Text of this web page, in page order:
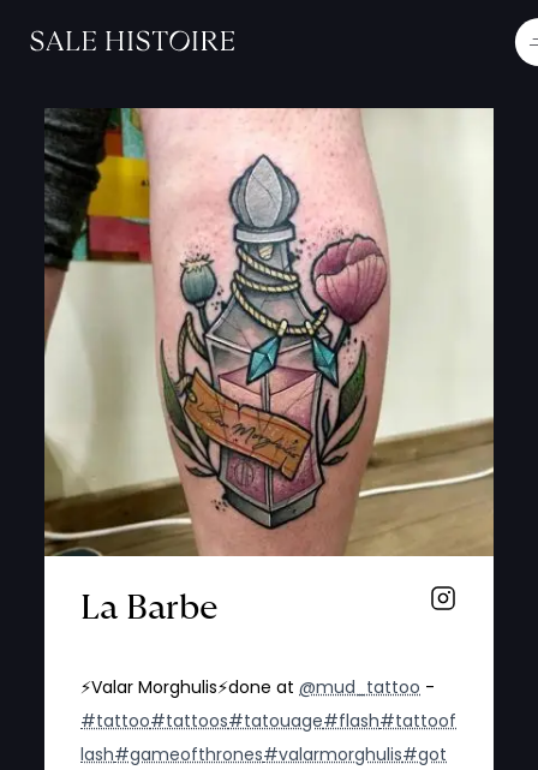
La Barbe
⚡️Valar Morghulis⚡️done at@mud_tattoo -
#tattoo#tattoos#tatouage#flash#tattoof
lash#gameofthrones#valarmorghulis#got